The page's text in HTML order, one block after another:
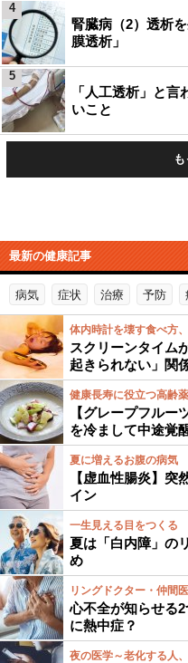
腎臓病（2）透析
膜透析」
4
「人工透析」と
いこと
5
最新の健康記事
病気 症状 治療 予防
体内時計を壊す食べ方
スクリーンタイム
起きられない」関
健康長寿に役立つ高齢
【グレープフルー
を冷まして中途覚
夏に増えるお腹の病気
【虚血性腸炎】突
イン
一生見える目をつくる
夏は「白内障」の
め
リングドクター・仲間
心不全が知らせる
に熱中症？
夜の医学～老化する人